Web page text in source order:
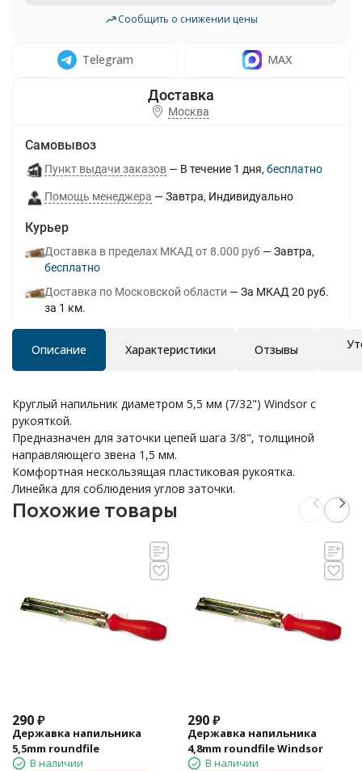
Сообщить о снижении цены
Telegram MAX
Москва
Самовывоз
Пункт выдачи заказов В течение 1 дня Бесплатно
Помощь менеджера Завтра Индивидуально
Курьер
Доставка в пределах МКАД от 8.000 руб
Завтра
Бесплатно
Доставка по Московской области
За МКАД 20 руб.
за 1 км.
Описание Характеристики Отзывы
Круглый напильник диаметром 5,5 мм (7/32") Windsor с
рукояткой.
Предназначен для заточки цепей шага 3/8", толщиной
направляющего звена 1,5 мм.
Комфортная нескользящая пластиковая рукоятка.
Линейка для соблюдения углов заточки.
Похожие товары
290₽
Державка напильника
5,5mm roundfile
В наличии
290 ₽
Державка напильника
4,8mm roundfile Windsor
В наличии